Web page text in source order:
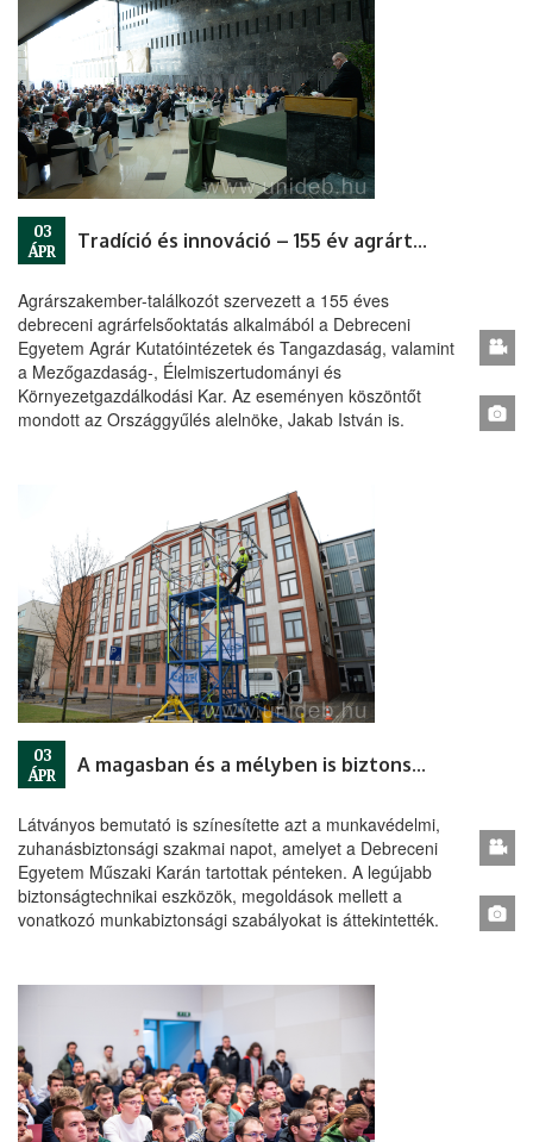
03
ÁPR
Tradíció és innováció – 155 év agrártörténelem
Agrárszakember-találkozót szervezett a 155 éves
debreceni agrárfelsőoktatás alkalmából a Debreceni
Egyetem Agrár Kutatóintézetek és Tangazdaság, valamint
a Mezőgazdaság-, Élelmiszertudományi és
Környezetgazdálkodási Kar. Az eseményen köszöntőt
mondott az Országgyűlés alelnöke, Jakab István is.
03
ÁPR
A magasban és a mélyben is biztonságban
Látványos bemutató is színesítette azt a munkavédelmi,
zuhanásbiztonsági szakmai napot, amelyet a Debreceni
Egyetem Műszaki Karán tartottak pénteken. A legújabb
biztonságtechnikai eszközök, megoldások mellett a
vonatkozó munkabiztonsági szabályokat is áttekintették.